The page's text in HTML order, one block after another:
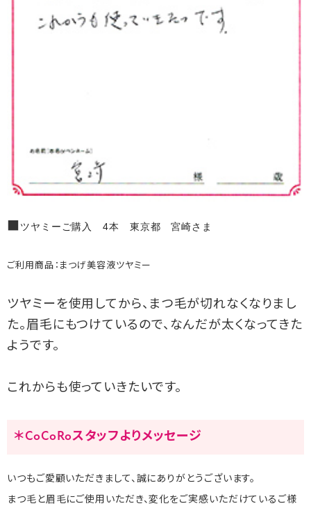
ツヤミーご購入 4本 東京都 宮崎さま
ご利用商品：まつげ美容液ツヤミー
ツヤミーを使用してから、まつ毛が切れなくなりまし
た。眉毛にもつけているので、なんだが太くなってきた
ようです。
これからも使っていきたいです。
＊CoCoRoスタッフよりメッセージ
いつもご愛顧いただきまして、誠にありがとうございます。
まつ毛と眉毛にご使用いただき、変化をご実感いただけているご様